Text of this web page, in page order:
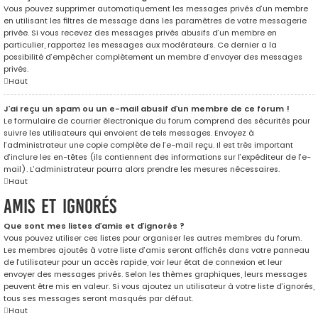
Vous pouvez supprimer automatiquement les messages privés d’un membre
en utilisant les filtres de message dans les paramètres de votre messagerie
privée. Si vous recevez des messages privés abusifs d’un membre en
particulier, rapportez les messages aux modérateurs. Ce dernier a la
possibilité d’empêcher complètement un membre d’envoyer des messages
privés.
Haut
J’ai reçu un spam ou un e-mail abusif d’un membre de ce forum !
Le formulaire de courrier électronique du forum comprend des sécurités pour
suivre les utilisateurs qui envoient de tels messages. Envoyez à
l’administrateur une copie complète de l’e-mail reçu. Il est très important
d’inclure les en-têtes (ils contiennent des informations sur l’expéditeur de l’e-
mail). L’administrateur pourra alors prendre les mesures nécessaires.
Haut
Amis et ignorés
Que sont mes listes d’amis et d’ignorés ?
Vous pouvez utiliser ces listes pour organiser les autres membres du forum.
Les membres ajoutés à votre liste d’amis seront affichés dans votre panneau
de l’utilisateur pour un accès rapide, voir leur état de connexion et leur
envoyer des messages privés. Selon les thèmes graphiques, leurs messages
peuvent être mis en valeur. Si vous ajoutez un utilisateur à votre liste d’ignorés,
tous ses messages seront masqués par défaut.
Haut